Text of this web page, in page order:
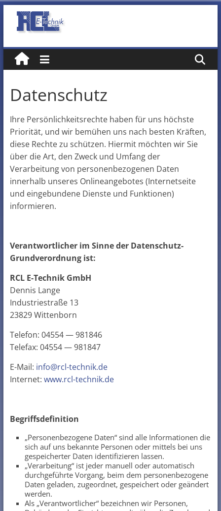
Zum
Inhalt
springen
RCL
E-
Technik
GmbH
Datenschutz
Ihre Persönlichkeitsrechte haben für uns höchste
Priorität, und wir bemühen uns nach besten Kräften,
diese Rechte zu schützen. Hiermit möchten wir Sie
über die Art, den Zweck und Umfang der
Verarbeitung von personenbezogenen Daten
innerhalb unseres Onlineangebotes (Internetseite
und eingebundene Dienste und Funktionen)
informieren.
Verantwortlicher im Sinne der Datenschutz-
Grundverordnung ist:
RCL E-Technik GmbH
Dennis Lange
Industriestraße 13
23829 Wittenborn
Tele­fon: 04554 — 981846
Tele­fax: 04554 — 981847
E-Mail: info@rcl-technik.de
Inter­net: www.rcl-technik.de
Begriffsdefinition
„Personenbezogene Daten“ sind alle Informationen die
sich auf uns bekannte Personen oder mittels bei uns
gespeicherter Daten identifizieren lassen.
„Verarbeitung“ ist jeder manuell oder automatisch
durchgeführte Vorgang, beim dem personenbezogene
Daten geladen, zugeordnet, gespeichert oder geändert
werden.
Als „Verantwortlicher“ bezeichnen wir Personen,